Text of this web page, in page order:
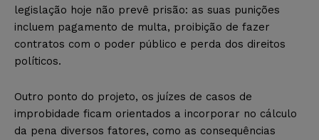
legislação hoje não prevê prisão: as suas punições
incluem pagamento de multa, proibição de fazer
contratos com o poder público e perda dos direitos
políticos.
Outro ponto do projeto, os juízes de casos de
improbidade ficam orientados a incorporar no cálculo
da pena diversos fatores, como as consequências